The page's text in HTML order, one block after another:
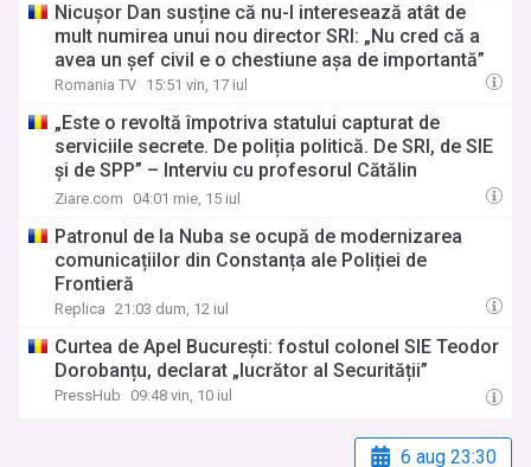
Nicușor Dan susține că nu-l interesează atât de
mult numirea unui nou director SRI: „Nu cred că a
avea un șef civil e o chestiune așa de importantă”
Romania TV 15:51 vin, 17 iul
„Este o revoltă împotriva statului capturat de
serviciile secrete. De poliția politică. De SRI, de SIE
și de SPP” – Interviu cu profesorul Cătălin
Avramescu
Ziare.com 04:01 mie, 15 iul
Patronul de la Nuba se ocupă de modernizarea
comunicațiilor din Constanța ale Poliției de
Frontieră
Replica 21:03 dum, 12 iul
Curtea de Apel București: fostul colonel SIE Teodor
Dorobanțu, declarat „lucrător al Securității”
PressHub 09:48 vin, 10 iul
6 aug 23:30